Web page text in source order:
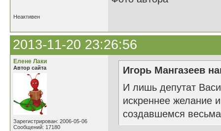
Неактивен
2013-11-20 23:26:56
Елене Лаки
Автор сайта
Зарегистрирован: 2006-05-06
Сообщений: 17180
Игорь Мангазеев
И лишь депутат
искреннее желание
создавшемся